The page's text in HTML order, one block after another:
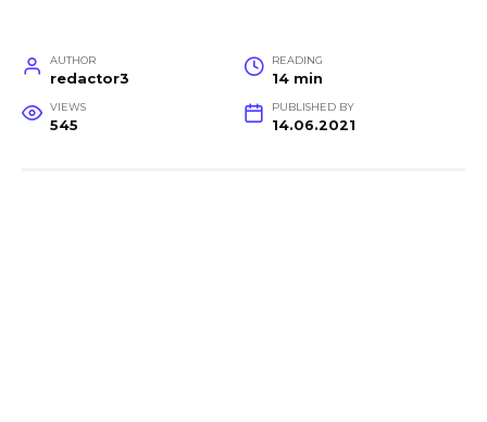
AUTHOR
redactor3
READING
14 min
VIEWS
545
PUBLISHED BY
14.06.2021